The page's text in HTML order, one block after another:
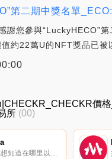
第二期中獎名單
謝您參與“LuckyHECO”第
約22萬U的NFT獎品已被
價
所 (00)